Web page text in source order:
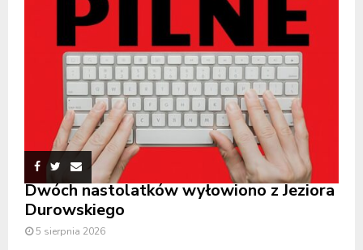
Dwóch nastolatków wyłowiono z Jeziora
Durowskiego
5 sierpnia 2026